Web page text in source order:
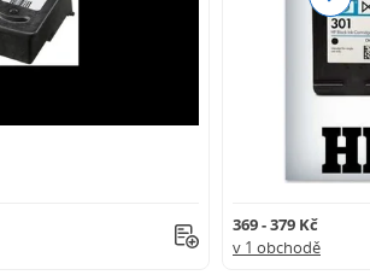
369 - 379 Kč
v 1 obchodě